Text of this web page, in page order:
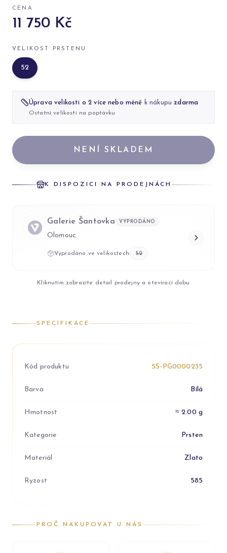
CENA
11 750 Kč
VELIKOST PRSTENU
52
Úprava velikosti o 2 více nebo méně k nákupu zdarma
Ostatní velikosti na poptávku
NENÍ SKLADEM
K DISPOZICI NA PRODEJNÁCH
Galerie Šantovka VYPRODÁNO
Olomouc
Vyprodáno ve velikostech: 52
Kliknutím zobrazíte detail prodejny a otevírací dobu
SPECIFIKACE
Kód produktu 5S-PG0000235
Barva Bílá
Hmotnost ≈ 2.00 g
Kategorie Prsten
Materiál Zlato
Ryzost 585
PROČ NAKUPOVAT U NÁS